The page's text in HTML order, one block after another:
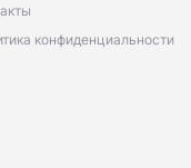
конфиденциальности